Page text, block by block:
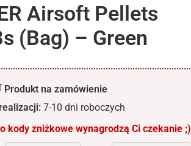
Airsoft Pellets
(Bag) – Green
Produkt na zamówienie
7-10 dni roboczych
kody zniżkowe wynagrodzą Ci czekanie ;)